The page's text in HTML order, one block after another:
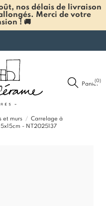
nos délais de livraison
Merci de votre
! 🚚
Panier
(0)
et murs
Carrelage à
- NT2025137